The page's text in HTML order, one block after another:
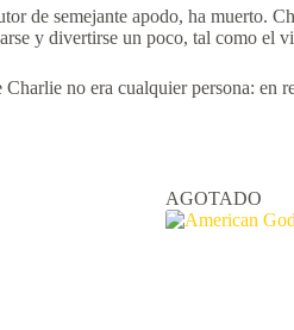
de semejante apodo, ha muerto.
y divertirse un poco, tal como el
Charlie no era cualquier persona:
AGOTADO